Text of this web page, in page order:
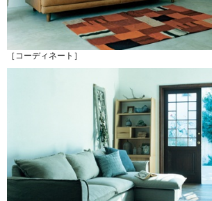
［コーディネート］